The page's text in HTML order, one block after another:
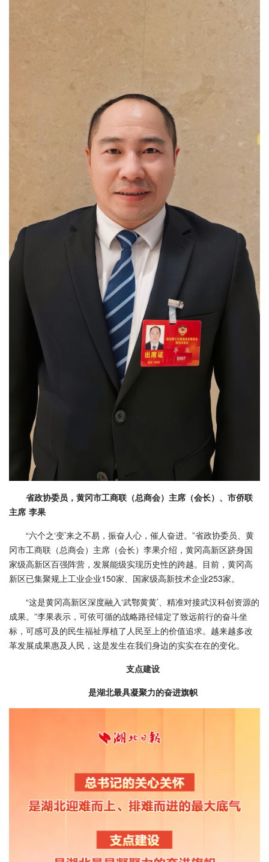
省政协委员，黄冈市工商联（总商会）主席（会长）、市侨联
主席 李果
“六个之‘变’来之不易，振奋人心，催人奋进。”省政协委员、黄
冈市工商联（总商会）主席（会长）李果介绍，黄冈高新区跻身国
家级高新区百强阵营，发展能级实现历史性的跨越。目前，黄冈高
新区已集聚规上工业企业150家、国家级高新技术企业253家。
“这是黄冈高新区深度融入‘武鄂黄黄’、精准对接武汉科创资源的
成果。”李果表示，可依可循的战略路径锚定了致远前行的奋斗坐
标，可感可及的民生福祉厚植了人民至上的价值追求。越来越多改
革发展成果惠及人民，这是发生在我们身边的实实在在的变化。
支点建设
是湖北最具凝聚力的奋进旗帜